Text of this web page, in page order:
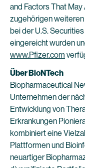
and Factors That May
zugehörigen weiteren
bei der U.S.
eingereicht wurden
www.Pfizer.com
Über BioNTech
Biopharmaceutical
Unternehmen der
Entwicklung von
Erkrankungen
kombiniert eine
Plattformen und
neuartiger